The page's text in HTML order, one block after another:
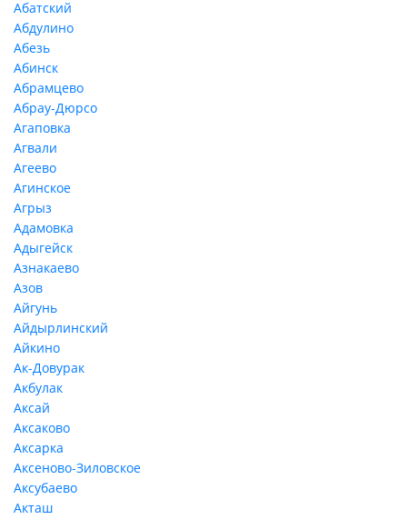
Абатский
Абдулино
Абезь
Абинск
Абрамцево
Абрау-Дюрсо
Агаповка
Агвали
Агеево
Агинское
Агрыз
Адамовка
Адыгейск
Азнакаево
Азов
Айгунь
Айдырлинский
Айкино
Ак-Довурак
Акбулак
Аксай
Аксаково
Аксарка
Аксеново-Зиловское
Аксубаево
Акташ